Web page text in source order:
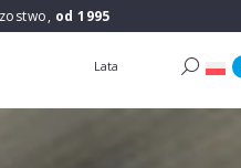
od 1995
Lata